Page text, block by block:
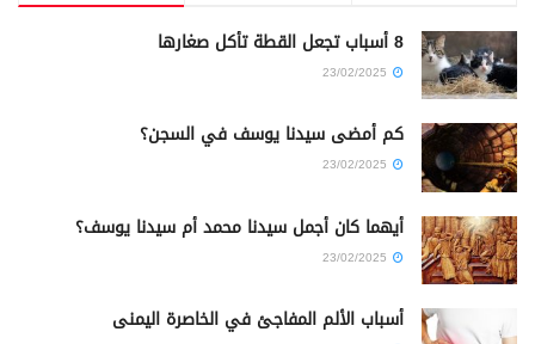
8 أسباب تجعل القطة تأكل صغارها
كم أمضى سيدنا يوسف في السجن؟
أيهما كان أجمل سيدنا محمد أم سيدنا يوسف؟
أسباب الألم المفاجئ في الخاصرة اليمنى